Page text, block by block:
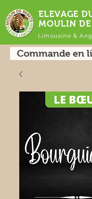
ELEVAGE
MOULIN DE
Limousine &
Commande en